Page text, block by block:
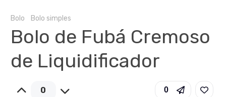
Bolo Bolo simples
Bolo de Fubá Cremoso
de Liquidificador
0 0